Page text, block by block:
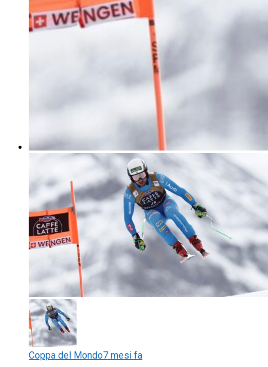
Coppa del Mondo7 mesi fa